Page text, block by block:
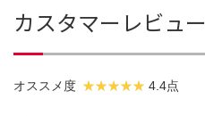
カスタマーレビュー
オススメ度 4.4点